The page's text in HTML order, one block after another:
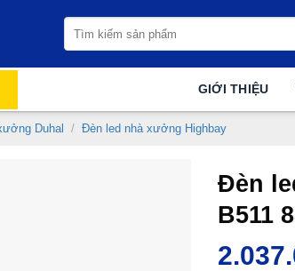
kiếm:
GIỚI THIỆU
Duhal / Đèn led nhà xưởng Highbay
Đèn
B511